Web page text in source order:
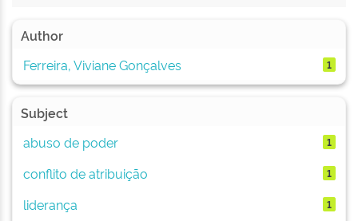
Author
Ferreira, Viviane Gonçalves
1
Subject
abuso de poder
1
conflito de atribuição 1
liderança 1